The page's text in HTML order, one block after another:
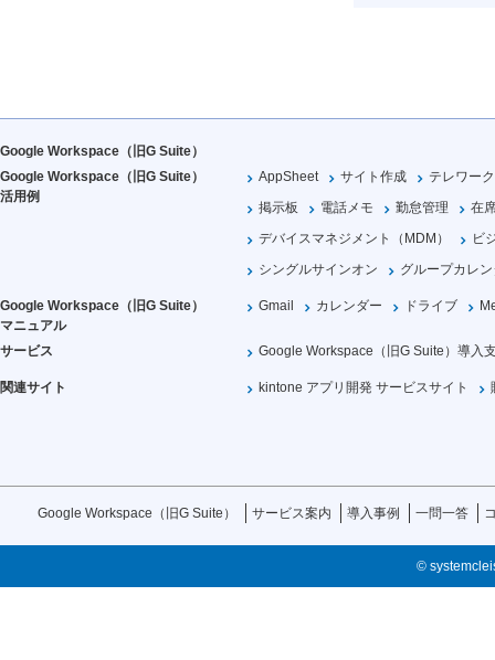
Google Workspace（旧G Suite）
Google Workspace（旧G Suite）
活用例
AppSheet サイト作成
テレワーク
掲示板
電話メモ 勤怠管理
在
デバイスマネジメント（MDM）
ビ
シングルサインオン
グループカレ
Google Workspace（旧G Suite）
マニュアル
Gmail カレンダー ドライブ
サービス Google Workspace（旧G Suite）導入
関連サイト kintone アプリ開発 サービスサイト
Google Workspace（旧G Suite） サービス案内 導入事例 一問一答
©